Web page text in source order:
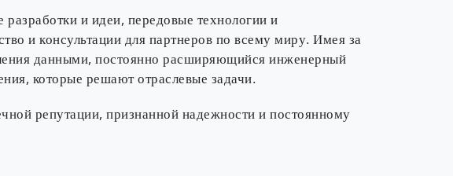
и идеи, передовые технологии и
и консультации для партнеров по всему миру. Имея за
данными, постоянно расширяющийся инженерный
которые решают отраслевые задачи.
репутации, признанной надежности и постоянному